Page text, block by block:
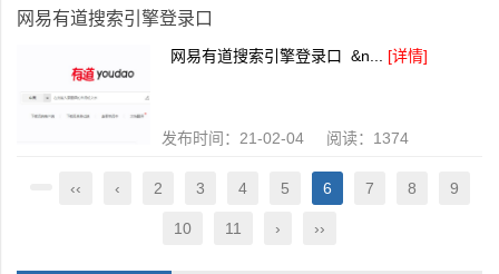
网易有道搜索引擎登录口
网易有道搜索引擎登录口 &n... [详情]
发布时间：21-02-04 阅读：1374
‹‹ ‹ 2 3 4 5 6 7 8 9
10 11 › ››